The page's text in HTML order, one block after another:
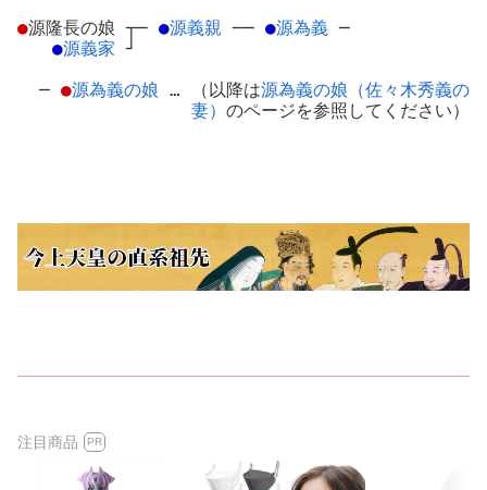
●源隆長の娘 ┬
●源義家 ┘
─ ●源義親 ── ●源為義 ─
─ ●源為義の娘 … （以降は源為義の娘（佐々木秀義の
妻） のページを参照してください）
注目商品 PR